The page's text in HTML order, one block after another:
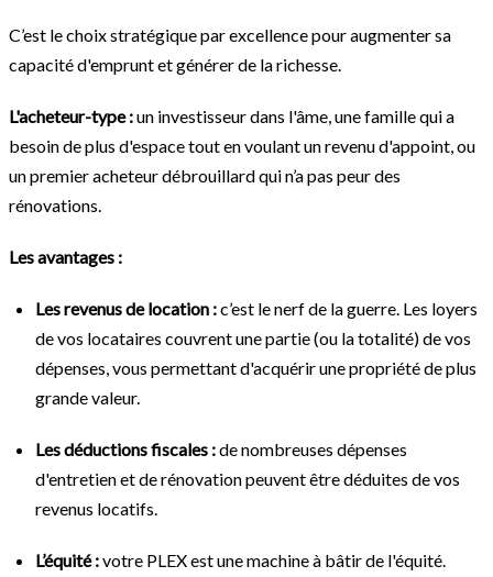
C’est le choix stratégique par excellence pour augmenter sa
capacité d'emprunt et générer de la richesse.
L'acheteur-type :un investisseur dans l'âme, une famille qui a
besoin de plus d'espace tout en voulant un revenu d'appoint, ou
un premier acheteur débrouillard qui n’a pas peur des
rénovations.
Les avantages :
Les revenus de location :c’est le nerf de la guerre. Les loyers
de vos locataires couvrent une partie (ou la totalité) de vos
dépenses, vous permettant d'acquérir une propriété de plus
grande valeur.
Les déductions fiscales :de nombreuses dépenses
d'entretien et de rénovation peuvent être déduites de vos
revenus locatifs.
L’équité :votre PLEX est une machine à bâtir de l'équité.